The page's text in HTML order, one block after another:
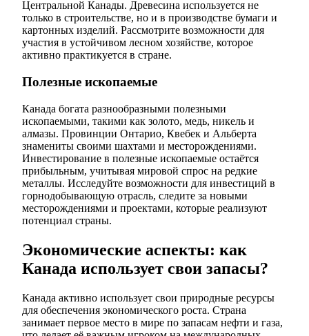
Центральной Канады. Древесина используется не
только в строительстве, но и в производстве бумаги и
картонных изделий. Рассмотрите возможности для
участия в устойчивом лесном хозяйстве, которое
активно практикуется в стране.
Полезные ископаемые
Канада богата разнообразными полезными
ископаемыми, такими как золото, медь, никель и
алмазы. Провинции Онтарио, Квебек и Альберта
знамениты своими шахтами и месторождениями.
Инвестирование в полезные ископаемые остаётся
прибыльным, учитывая мировой спрос на редкие
металлы. Исследуйте возможности для инвестиций в
горнодобывающую отрасль, следите за новыми
месторождениями и проектами, которые реализуют
потенциал страны.
Экономические аспекты: как
Канада использует свои запасы?
Канада активно использует свои природные ресурсы
для обеспечения экономического роста. Страна
занимает первое место в мире по запасам нефти и газа,